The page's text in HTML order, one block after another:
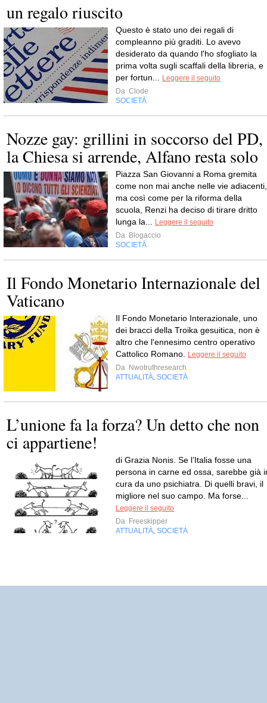
un regalo riuscito
Questo è stato uno dei regali di
compleanno più graditi. Lo avevo
desiderato da quando l'ho sfogliato la
prima volta sugli scaffali della libreria, e
per fortun...
Leggere il seguito
Da Clode
SOCIETÀ
Nozze gay: grillini in soccorso del PD,
la Chiesa si arrende, Alfano resta solo
Piazza San Giovanni a Roma gremita
come non mai anche nelle vie adiacenti,
ma così come per la riforma della
scuola, Renzi ha deciso di tirare dritto
lunga la...
Leggere il seguito
Da Blogaccio
SOCIETÀ
Il Fondo Monetario Internazionale del
Vaticano
Il Fondo Monetario Interazionale, uno
dei bracci della Troika gesuitica, non è
altro che l'ennesimo centro operativo
Cattolico Romano.
Leggere il seguito
Da Nwotruthresearch
ATTUALITÀ SOCIETÀ
L’unione fa la forza? Un detto che non
ci appartiene!
di Grazia Nonis. Se l’Italia fosse una
persona in carne ed ossa, sarebbe già
cura da uno psichiatra. Di quelli bravi, il
migliore nel suo campo. Ma forse...
Leggere il seguito
Da Freeskipper
ATTUALITÀ SOCIETÀ